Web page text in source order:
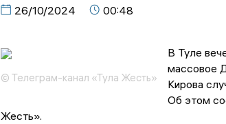
26/10/2024 00:48
© Телеграм-канал «Тула Жесть»
В Туле
массовое
Кирова
Об этом
Жесть».